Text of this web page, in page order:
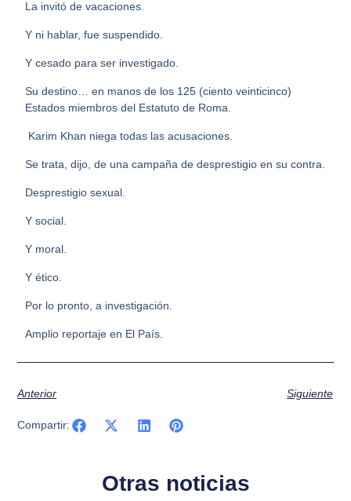
La invitó de vacaciones.
Y ni hablar, fue suspendido.
Y cesado para ser investigado.
Su destino… en manos de los 125 (ciento veinticinco)
Estados miembros del Estatuto de Roma.
Karim Khan niega todas las acusaciones.
Se trata, dijo, de una campaña de desprestigio en su contra.
Desprestigio sexual.
Y social.
Y moral.
Y ético.
Por lo pronto, a investigación.
Amplio reportaje en El País.
Anterior Siguiente
Compartir:
Otras noticias